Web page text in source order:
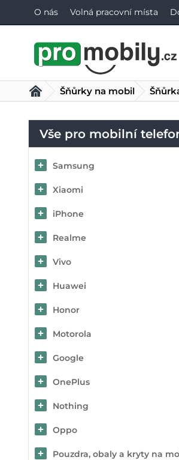
O nás Volná pracovní místa
Vše pro mobilní
Samsung
Xiaomi
iPhone
Realme
Vivo
Huawei
Honor
Motorola
Google
OnePlus
Nothing
Oppo
Pouzdra, obaly a kryty na
Šňůrky na mobil